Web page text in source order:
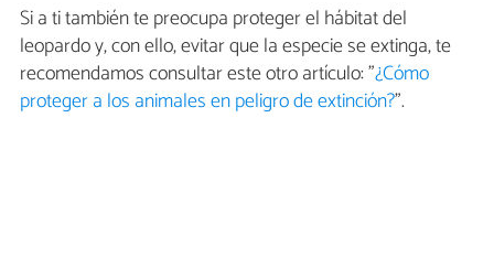
Si a ti también te preocupa proteger el hábitat del
leopardo y, con ello, evitar que la especie se extinga, te
recomendamos consultar este otro artículo: "¿Cómo
proteger a los animales en peligro de extinción?".